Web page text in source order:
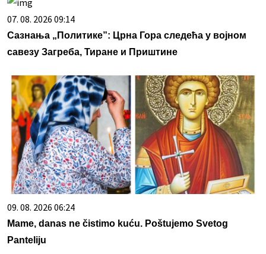
07. 08. 2026 09:14
Сазнања „Политике”: Црна Гора следећа у војном
савезу Загреба, Тиране и Приштине
09. 08. 2026 06:24
Mame, danas ne čistimo kuću. Poštujemo Svetog
Panteliju